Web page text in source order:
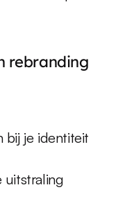
rebranding
bij je identiteit
uitstraling